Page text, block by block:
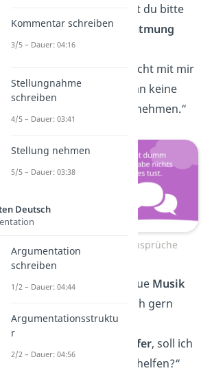
ohnmächtig! Kannst du bitte
Mund-zu-Mund-Beatmung
machen?“
„Du kannst leider nicht mit mir
ins Kino. Da darf man keine
mitnehmen.“
Schlechte Anmachsprüche
„Wenn du meine neue Musik
wärst, würde ich dich gern
entdecken.“
Umzugshelfer, soll ich
dir beim Ausziehen helfen?“
Kommentar schreiben
3/5 – Dauer: 04:16
Stellungnahme
schreiben
4/5 – Dauer: 03:41
Stellung nehmen
5/5 – Dauer: 03:38
Deutsch
Argumentation
schreiben
1/2 – Dauer: 04:44
Argumentationsstruktu
r
2/2 – Dauer: 04:56